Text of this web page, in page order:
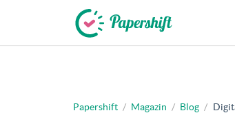
Papershift / Magazin / Blog /